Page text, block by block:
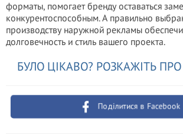
форматы, помогает бренду оставаться
конкурентоспособным. А правильно
производству наружной рекламы
долговечность и стиль вашего проекта.
БУЛО ЦІКАВО? РОЗКАЖІТЬ
Поділитися в Facebook